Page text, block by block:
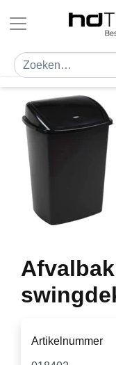
Artikelnummer